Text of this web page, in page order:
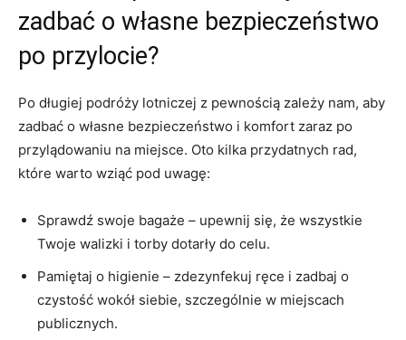
zadbać​ o⁣ własne bezpieczeństwo
po przylocie?
Po ​długiej podróży lotniczej z pewnością zależy nam, aby
zadbać o ⁤własne bezpieczeństwo⁤ i komfort zaraz po
przylądowaniu na miejsce. Oto kilka‍ przydatnych ⁢rad,‌
które warto wziąć pod uwagę:
Sprawdź swoje bagaże – upewnij⁣ się, że wszystkie
Twoje walizki i torby dotarły do​ celu.
Pamiętaj o higienie – zdezynfekuj ręce i‌ zadbaj o
czystość wokół siebie, szczególnie w miejscach⁢
publicznych.